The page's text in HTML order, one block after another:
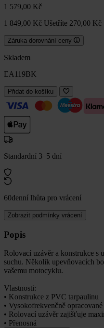
1 579,00 Kč
1 849,00 Kč Ušetříte 270,00 Kč
Záruka dorovnání ceny
Skladem
EA119BK
Přidat do košíku
Standardní 3–5 dní
60denní lhůta pro vrácení
Zobrazit podmínky vrácení
Popis
Rolovací uzávěr a konstrukce s
suchu. Několik upevňovacích
vašemu motocyklu.
Vlastnosti:
• Konstrukce z PVC tarpaulinu
• Vysokofrekvenčně
• Rolovací uzávěr zajišťuje
• Přenosná